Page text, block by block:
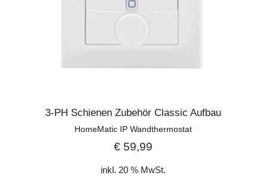
3-PH Schienen Zubehör Classic Aufbau
HomeMatic IP Wandthermostat
€ 59,99
inkl. 20 % MwSt.